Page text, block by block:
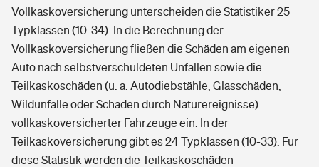
Vollkaskoversicherung unterscheiden die Statistiker 25
Typklassen (10-34). In die Berechnung der
Vollkaskoversicherung fließen die Schäden am eigenen
Auto nach selbstverschuldeten Unfällen sowie die
Teilkaskoschäden (u. a. Autodiebstähle, Glasschäden,
Wildunfälle oder Schäden durch Naturereignisse)
vollkaskoversicherter Fahrzeuge ein. In der
Teilkaskoversicherung gibt es 24 Typklassen (10-33). Für
diese Statistik werden die Teilkaskoschäden